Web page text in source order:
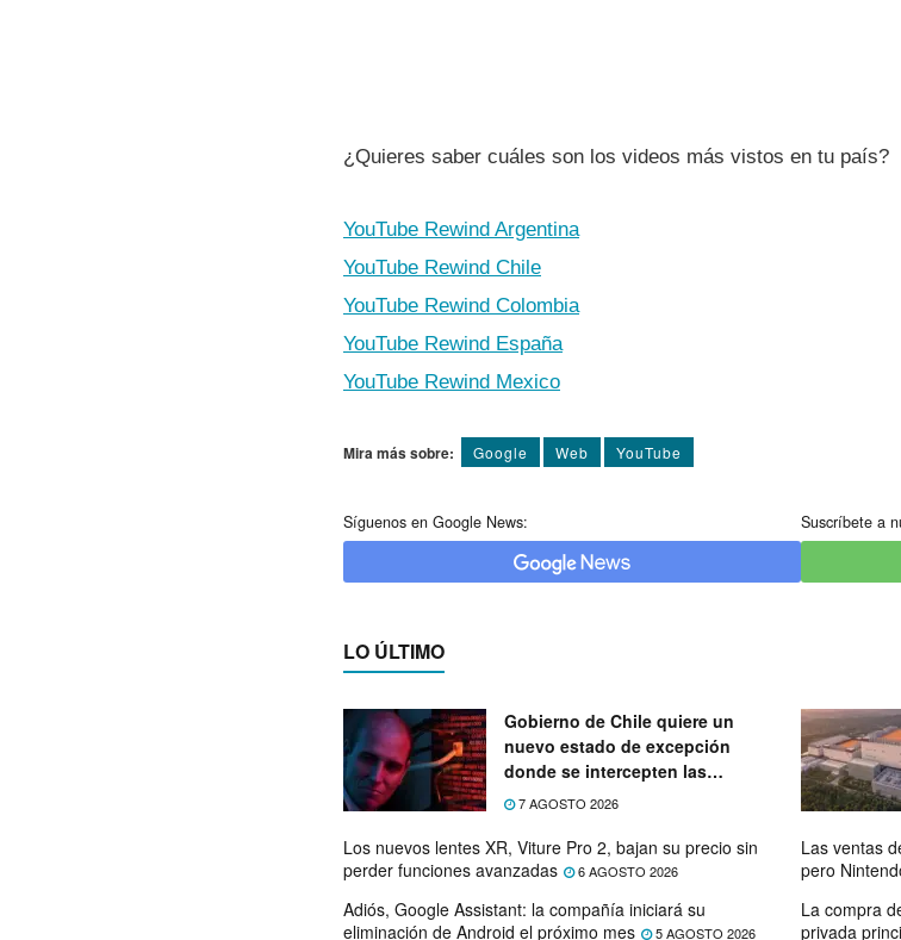
¿Quieres saber cuáles son los videos más vistos en tu paí­s?
YouTube Rewind Argentina
YouTube Rewind Chile
YouTube Rewind Colombia
YouTube Rewind España
YouTube Rewind Mexico
Mira más sobre: Google Web YouTube
Síguenos en Google News: Suscríbete a
LO ÚLTIMO
Gobierno de Chile quiere un
nuevo estado de excepción
donde se intercepten las
telecomunicaciones
7 AGOSTO 2026
Los nuevos lentes XR, Viture Pro 2, bajan su precio sin
perder funciones avanzadas
6 AGOSTO 2026
Las ventas
pero
Adiós, Google Assistant: la compañía iniciará su
eliminación de Android el próximo mes
5 AGOSTO 2026
La compra
privada